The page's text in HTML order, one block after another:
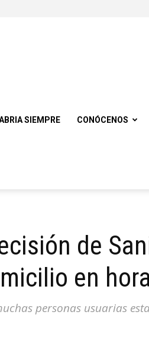
SIEMPRE CONÓCENOS
de
en
personas usuarias